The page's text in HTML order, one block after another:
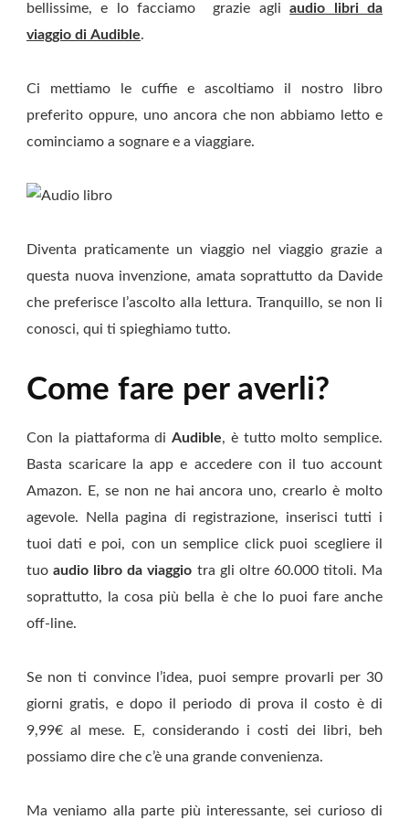
bellissime, e lo facciamo grazie agliaudio libri da
viaggio di Audible.
Ci mettiamo le cuffie e ascoltiamo il nostro libro
preferito oppure, uno ancora che non abbiamo letto e
cominciamo a sognare e a viaggiare.
Diventa praticamente un viaggio nel viaggio grazie a
questa nuova invenzione, amata soprattutto da Davide
che preferisce l’ascolto alla lettura. Tranquillo, se non li
conosci, qui ti spieghiamo tutto.
Come fare per averli?
Con la piattaforma di Audible, è tutto molto semplice.
Basta scaricare la app e accedere con il tuo account
Amazon. E, se non ne hai ancora uno, crearlo è molto
agevole. Nella pagina di registrazione, inserisci tutti i
tuoi dati e poi, con un semplice click puoi scegliere il
tuoaudio libro da viaggio tra gli oltre 60.000 titoli. Ma
soprattutto, la cosa più bella è che lo puoi fare anche
off-line.
Se non ti convince l’idea, puoi sempre provarli per 30
giorni gratis, e dopo il periodo di prova il costo è di
9,99€ al mese. E, considerando i costi dei libri, beh
possiamo dire che c’è una grande convenienza.
Ma veniamo alla parte più interessante, sei curioso di